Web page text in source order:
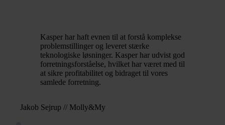
Kasper har haft evnen til at forstå komplekse
problemstillinger og leveret stærke
teknologiske løsninger. Kasper har udvist god
forretningsforståelse, hvilket har været med til
at sikre profitabilitet og bidraget til vores
samlede forretning.
Jakob Sejrup // Molly&My